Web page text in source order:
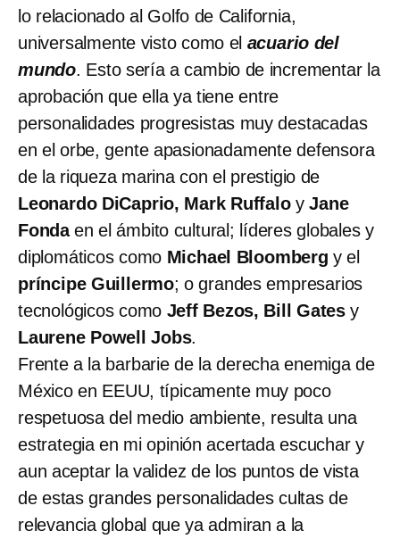
lo relacionado al Golfo de California,
universalmente visto como el acuario del
mundo. Esto sería a cambio de incrementar la
aprobación que ella ya tiene entre
personalidades progresistas muy destacadas
en el orbe, gente apasionadamente defensora
de la riqueza marina con el prestigio de
Leonardo DiCaprio, Mark Ruffalo yJane
Fondaen el ámbito cultural; líderes globales y
diplomáticos como Michael Bloombergy el
príncipe Guillermo; o grandes empresarios
tecnológicos como Jeff Bezos, Bill Gatesy
Laurene Powell Jobs.
Frente a la barbarie de la derecha enemiga de
México en EEUU, típicamente muy poco
respetuosa del medio ambiente, resulta una
estrategia en mi opinión acertada escuchar y
aun aceptar la validez de los puntos de vista
de estas grandes personalidades cultas de
relevancia global que ya admiran a la